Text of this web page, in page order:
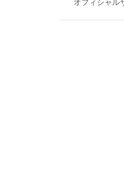
オフィシャル